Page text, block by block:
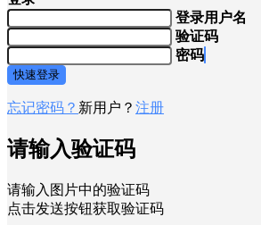
登录用户名
验证码
密码
快速登录
忘记密码？ 新用户？ 注册
请输入验证码
请输入图片中的验证码
点击发送按钮获取验证码